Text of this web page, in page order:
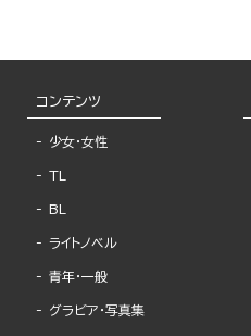
コンテンツ
少女・女性
TL
BL
ライトノベル
青年・一般
グラビア・写真集